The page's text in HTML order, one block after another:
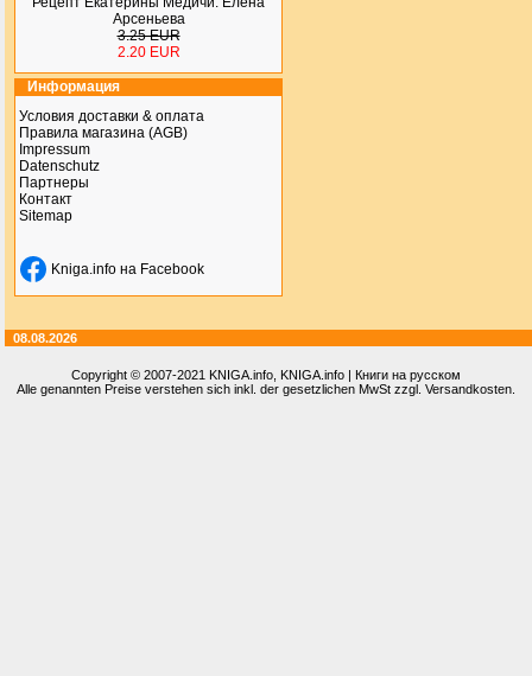
Арсеньева
3.25 EUR
2.20 EUR
Информация
Условия доставки & оплата
Правила магазина (AGB)
Impressum
Datenschutz
Партнеры
Контакт
Sitemap
Kniga.info на Facebook
08.08.2026
Copyright © 2007-2021 KNIGA.info , KNIGA.info | Книги на русском
Alle genannten Preise verstehen sich inkl. der gesetzlichen MwSt zzgl. Versandkosten.